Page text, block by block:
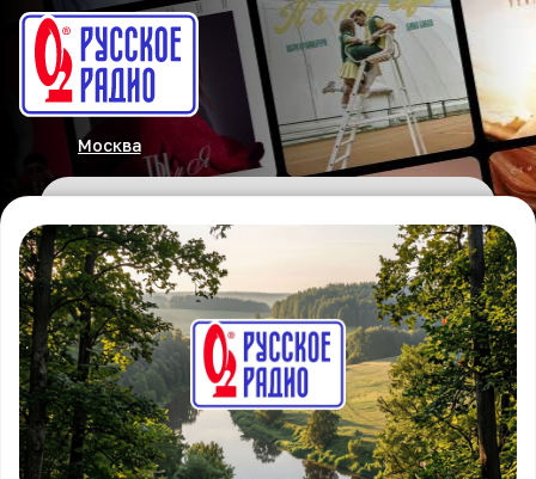
Москва